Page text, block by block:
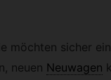
möchten sicher
neuen Neuwagen